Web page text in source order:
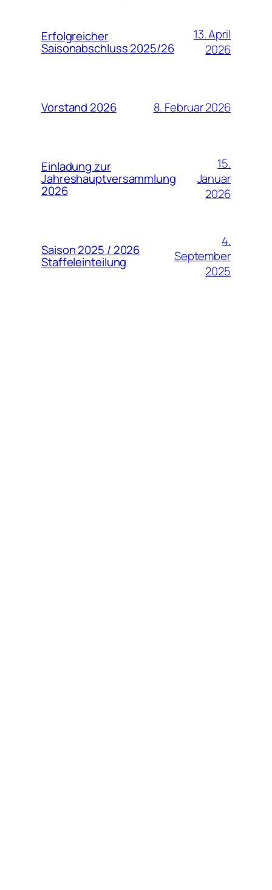
Erfolgreicher
Saisonabschluss 2025/26
13. April
2026
Vorstand 2026 8. Februar 2026
Einladung zur
Jahreshauptversammlung
2026
15.
Januar
2026
Saison 2025 / 2026
Staffeleinteilung
4.
September
2025